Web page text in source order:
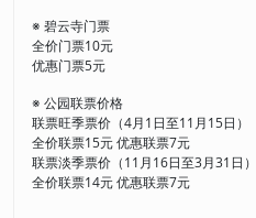
※ 碧云寺门票
全价门票10元
优惠门票5元
※ 公园联票价格
联票旺季票价（4月1日至11月15日）
全价联票15元 优惠联票7元
联票淡季票价（11月16日至3月31日）
全价联票14元 优惠联票7元